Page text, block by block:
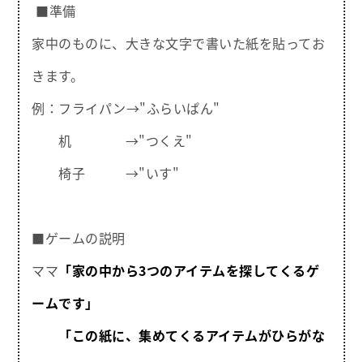
■準備
家中のものに、大きな文字で書いた紙を貼ってお
きます。
例：フライパン→"ふらいぱん"
机 →"つくえ"
椅子 →"いす"
■ゲームの説明
ママ 「家の中から3つのアイテムを探してくるゲ
ームです」
「この紙に、集めてくるアイテムがひらがな